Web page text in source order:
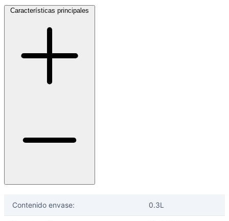
Características principales
Contenido envase: 0.3L